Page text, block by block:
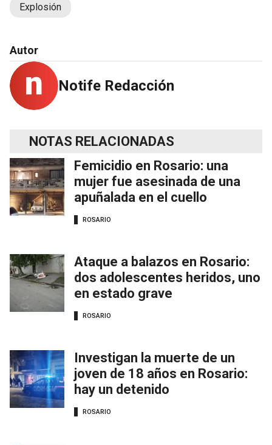
Explosión
Autor
Notife Redacción
NOTAS RELACIONADAS
Femicidio en Rosario: una
mujer fue asesinada de una
apuñalada en el cuello
ROSARIO
Ataque a balazos en Rosario:
dos adolescentes heridos, uno
en estado grave
ROSARIO
Investigan la muerte de un
joven de 18 años en Rosario:
hay un detenido
ROSARIO